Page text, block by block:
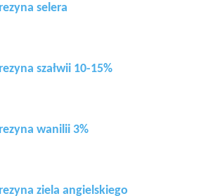
selera
szałwii 10-15%
wanilii 3%
ziela angielskiego